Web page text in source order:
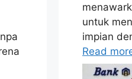
untuk
impian
Read